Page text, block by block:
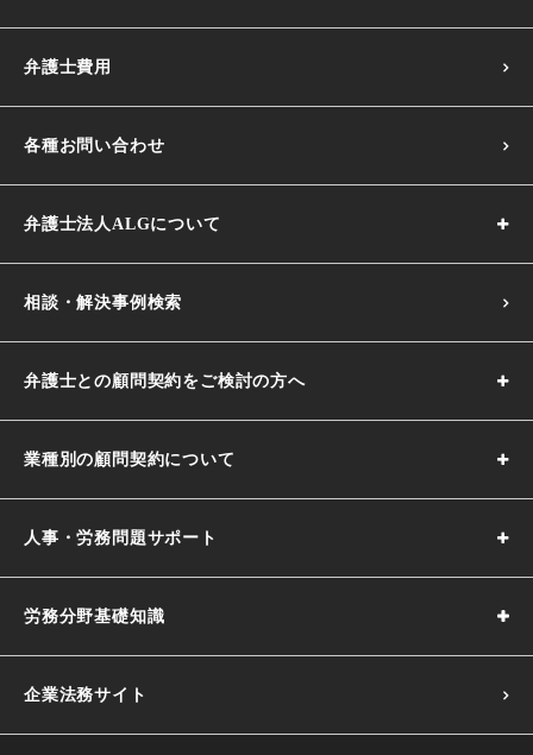
弁護士費用
各種お問い合わせ
弁護士法人ALGについて
相談・解決事例検索
弁護士との顧問契約をご検討の方へ
業種別の顧問契約について
人事・労務問題サポート
労務分野基礎知識
企業法務サイト